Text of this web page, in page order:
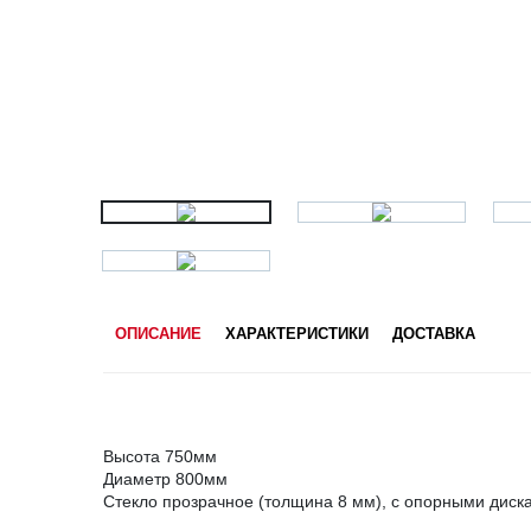
ОПИСАНИЕ ХАРАКТЕРИСТИКИ ДОСТАВКА
Высота 750мм
Диаметр 800мм
Стекло прозрачное (толщина 8 мм), с опорными